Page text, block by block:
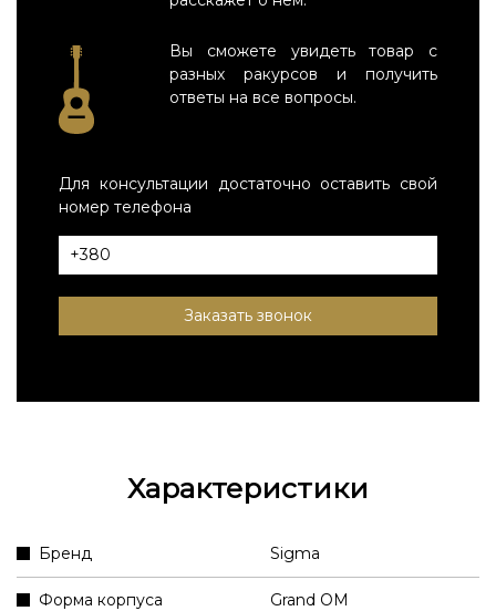
Вы сможете увидеть товар с
разных ракурсов и получить
ответы на все вопросы.
Для консультации достаточно оставить свой
номер телефона
Заказать звонок
Характеристики
Бренд Sigma
Форма корпуса Grand OM